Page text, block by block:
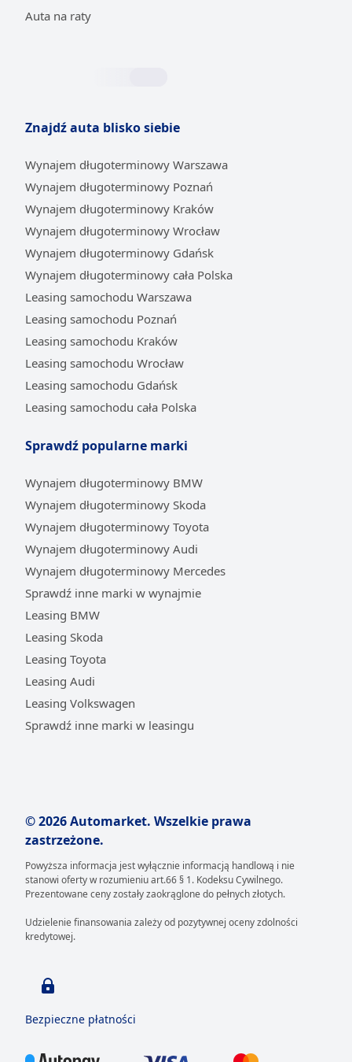
Auta na raty
Znajdź auta blisko siebie
Wynajem długoterminowy Warszawa
Wynajem długoterminowy Poznań
Wynajem długoterminowy Kraków
Wynajem długoterminowy Wrocław
Wynajem długoterminowy Gdańsk
Wynajem długoterminowy cała Polska
Leasing samochodu Warszawa
Leasing samochodu Poznań
Leasing samochodu Kraków
Leasing samochodu Wrocław
Leasing samochodu Gdańsk
Leasing samochodu cała Polska
Sprawdź popularne marki
Wynajem długoterminowy BMW
Wynajem długoterminowy Skoda
Wynajem długoterminowy Toyota
Wynajem długoterminowy Audi
Wynajem długoterminowy Mercedes
Sprawdź inne marki w wynajmie
Leasing BMW
Leasing Skoda
Leasing Toyota
Leasing Audi
Leasing Volkswagen
Sprawdź inne marki w leasingu
© 2026 Automarket. Wszelkie prawa
zastrzeżone.
Powyższa informacja jest wyłącznie informacją handlową i nie
stanowi oferty w rozumieniu art.66 § 1. Kodeksu Cywilnego.
Prezentowane ceny zostały zaokrąglone do pełnych złotych.
Udzielenie finansowania zależy od pozytywnej oceny zdolności
kredytowej.
Bezpieczne płatności